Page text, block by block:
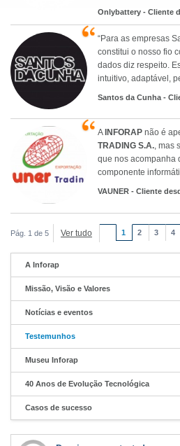
Onlybattery - Cliente
“Para as empresas
constitui o nosso fio
dados diz respeito.
intuitivo, adaptável,
Santos da Cunha -
A INFORAP não é
TRADING S.A., mas
que nos acompanha
componente
VAUNER - Cliente
Pág. 1 de 5 Ver tudo 1 2 3 4
A Inforap
Missão, Visão e Valores
Notícias e eventos
Testemunhos
Museu Inforap
40 Anos de Evolução Tecnológica
Casos de sucesso